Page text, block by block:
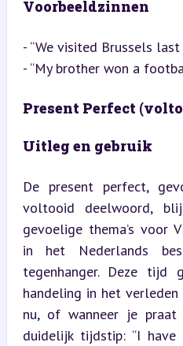
Voorbeeldzinnen
- “We visited Brussels last
- “My brother won a
Present Perfect
Uitleg en gebruik
De present perfect,
voltooid deelwoord,
gevoelige thema’s voor
in het Nederlands
tegenhanger. Deze tijd
handeling in het
nu, of wanneer je praat
duidelijk tijdstip: “I have